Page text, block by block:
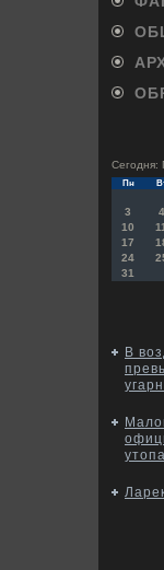
Сегодня:
Пн
3
4
10
11
17
24
31
В